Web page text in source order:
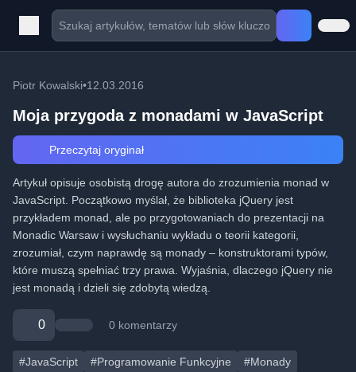
Piotr Kowalski•12.03.2016
Moja przygoda z monadami w JavaScript
Przeczytaj oryginał
Artykuł opisuje osobistą drogę autora do zrozumienia monad w
JavaScript. Początkowo myślał, że biblioteka jQuery jest
przykładem monad, ale po przygotowaniach do prezentacji na
Monadic Warsaw i wysłuchaniu wykładu o teorii kategorii,
zrozumiał, czym naprawdę są monady – konstruktorami typów,
które muszą spełniać trzy prawa. Wyjaśnia, dlaczego jQuery nie
jest monadą i dzieli się zdobytą wiedzą.
0 0 komentarzy
#JavaScript #Programowanie Funkcyjne #Monady